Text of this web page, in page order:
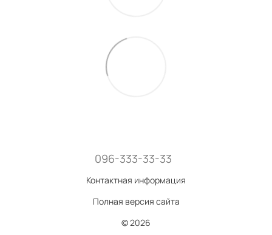
096-333-33-33
Контактная информация
Полная версия сайта
© 2026